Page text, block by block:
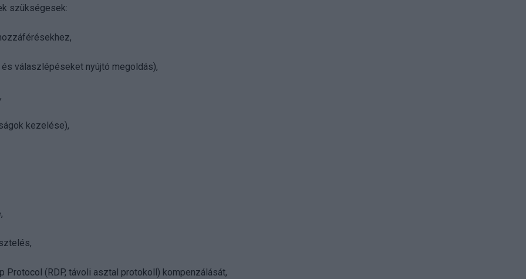
szükségesek:
válaszlépéseket nyújtó megoldás),
kezelése),
(RDP, távoli asztal protokoll) kompenzálását,